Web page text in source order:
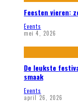
Feesten vieren:
Events
mei 4, 2026
De leukste
smaak
Events
april 26, 2026